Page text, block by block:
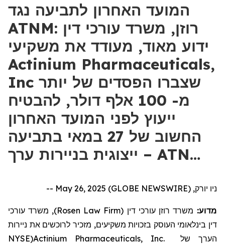
המועד האחרון לתביעה נגד
ATNM: רוזן, משרד עורכי דין
ידוע מאוד, מעודד את משקיעי
Actinium Pharmaceuticals,
Inc שצברו הפסדים של יותר
מ- 100 אלף דולר, להבטיח
ייעוץ לפני המועד האחרון
החשוב של 27 במאי בתביעה
ייצוגית בניירות ערך – ATN…
ניו יורק, May 26, 2025 (GLOBE NEWSWIRE) --
מדוע: משרד רוזן עורכי דין (
Rosen Law Firm
), משרד עורכי
דין בינלאומי העוסק בזכויות משקיעים, מזכיר לרוכשים את ניירות
הערךשל Actinium Pharmaceuticals, Inc.
(
NYSE